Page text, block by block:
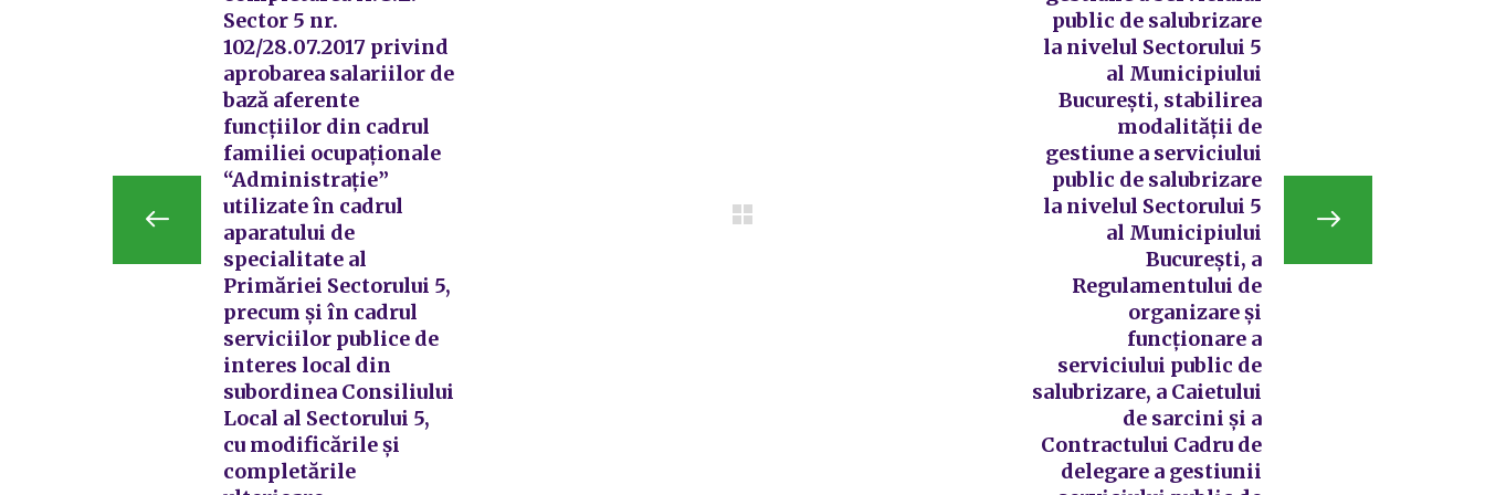
Sector 5 nr.
102/28.07.2017 privind
aprobarea salariilor de
bază aferente
funcțiilor din cadrul
familiei ocupaționale
“Administrație”
utilizate în cadrul
aparatului de
specialitate al
Primăriei Sectorului 5,
precum și în cadrul
serviciilor publice de
interes local din
subordinea Consiliului
Local al Sectorului 5,
cu modificările și
completările
public de salubrizare
la nivelul Sectorului 5
al Municipiului
București, stabilirea
modalității de
gestiune a serviciului
public de salubrizare
la nivelul Sectorului 5
al Municipiului
București, a
Regulamentului de
organizare și
funcționare a
serviciului public de
salubrizare, a Caietului
de sarcini și a
Contractului Cadru de
delegare a gestiunii